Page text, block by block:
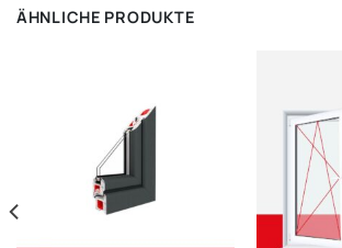
ÄHNLICHE PRODUKTE